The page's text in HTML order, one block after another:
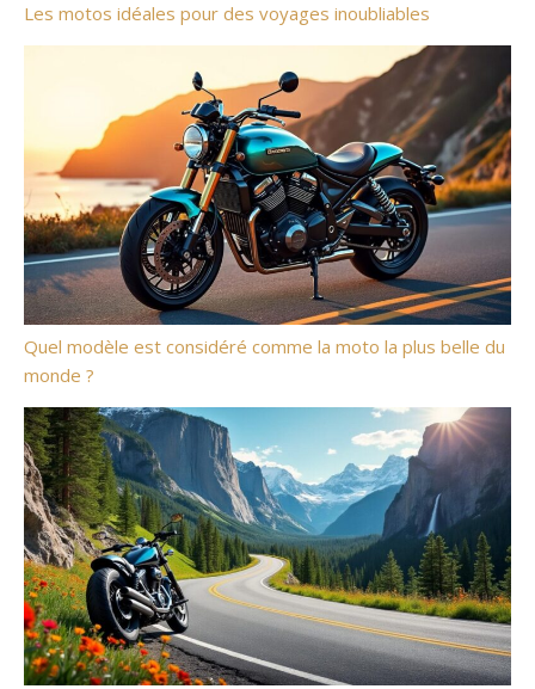
Les motos idéales pour des voyages inoubliables
Quel modèle est considéré comme la moto la plus belle du
monde ?